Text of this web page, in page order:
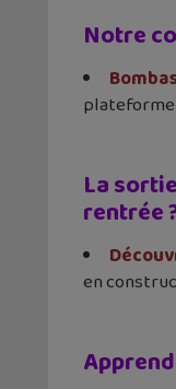
Notre
La
rentrée
en